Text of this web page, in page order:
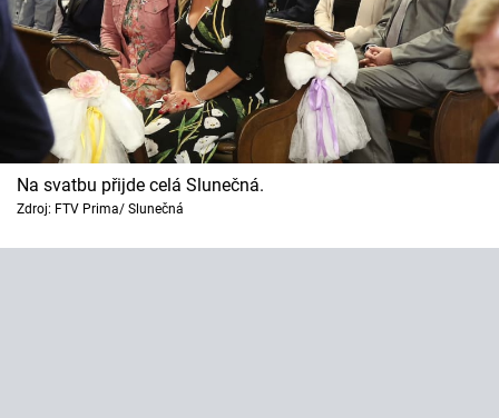
Na svatbu přijde celá Slunečná.
Zdroj: FTV Prima/ Slunečná